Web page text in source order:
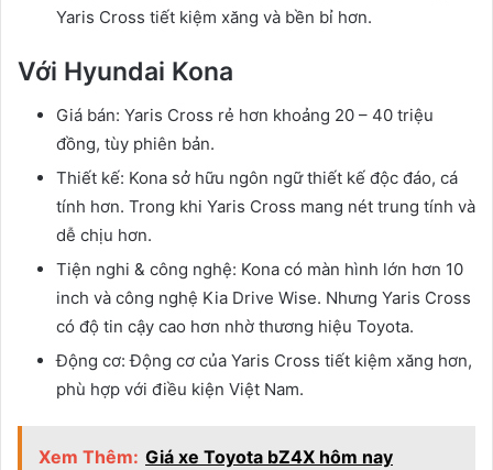
Yaris Cross tiết kiệm xăng và bền bỉ hơn.
Với Hyundai Kona
Giá bán: Yaris Cross rẻ hơn khoảng 20 – 40 triệu
đồng, tùy phiên bản.
Thiết kế: Kona sở hữu ngôn ngữ thiết kế độc đáo, cá
tính hơn. Trong khi Yaris Cross mang nét trung tính và
dễ chịu hơn.
Tiện nghi & công nghệ: Kona có màn hình lớn hơn 10
inch và công nghệ Kia Drive Wise. Nhưng Yaris Cross
có độ tin cậy cao hơn nhờ thương hiệu Toyota.
Động cơ: Động cơ của Yaris Cross tiết kiệm xăng hơn,
phù hợp với điều kiện Việt Nam.
Xem Thêm: Giá xe Toyota bZ4X hôm nay